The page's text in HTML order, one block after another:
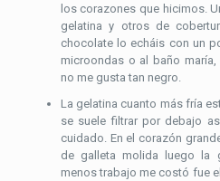
los corazones que hicimos.
gelatina y otros de
chocolate lo echáis con un
microondas o al baño
no me gusta tan negro.
La gelatina cuanto más fría
se suele filtrar por debajo
cuidado. En el corazón
de galleta molida luego la
menos trabajo me costó fue